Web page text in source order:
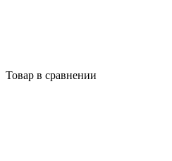
Товар в сравнении